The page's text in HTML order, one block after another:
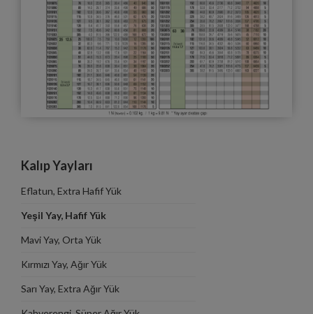
Kalıp Yayları
Eflatun, Extra Hafif Yük
Yeşil Yay, Hafif Yük
Mavi Yay, Orta Yük
Kırmızı Yay, Ağır Yük
Sarı Yay, Extra Ağır Yük